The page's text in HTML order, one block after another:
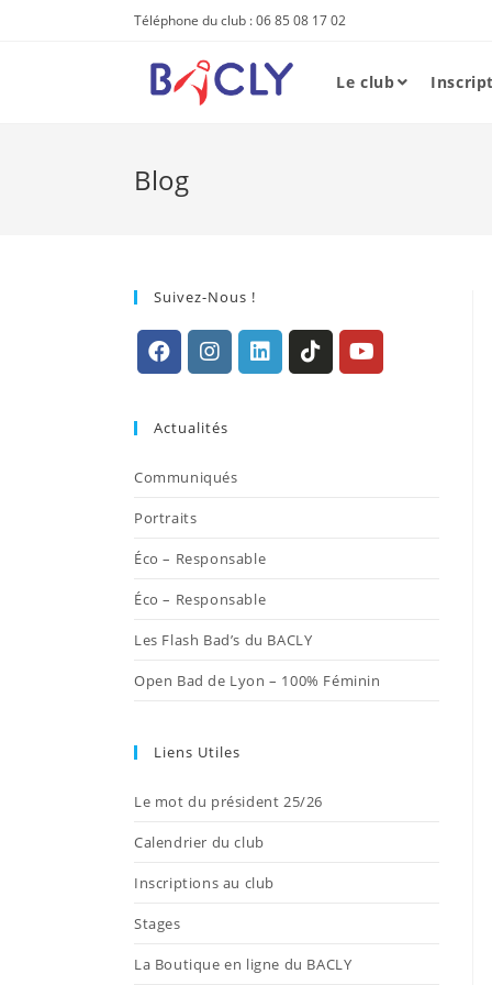
Téléphone du club : 06 85 08 17 02
Le club
Blog
Suivez-Nous !
un
nouvel
nouvel
Actualités
Communiqués
Portraits
Éco – Responsable
Éco – Responsable
Les Flash Bad’s du BACLY
Open Bad de Lyon – 100% Féminin
Liens Utiles
Le mot du président 25/26
Calendrier du club
Inscriptions au club
Stages
La Boutique en ligne du BACLY